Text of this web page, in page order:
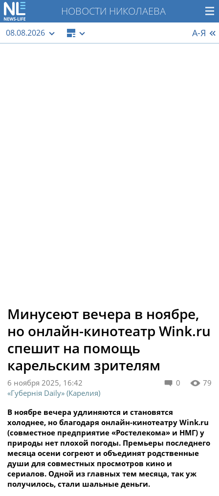
НОВОСТИ НИКОЛАЕВА
08.08.2026 А-Я
Минусеют вечера в ноябре,
но онлайн-кинотеатр Wink.ru
спешит на помощь
карельским зрителям
0 79
6 ноября 2025, 16:42
«Губернiя Daily» (Карелия)
В ноябре вечера удлиняются и становятся
холоднее, но благодаря онлайн-кинотеатру Wink.ru
(совместное предприятие «Ростелекома» и НМГ) у
природы нет плохой погоды. Премьеры последнего
месяца осени согреют и объединят родственные
души для совместных просмотров кино и
сериалов. Одной из главных тем месяца, так уж
получилось, стали шальные деньги.